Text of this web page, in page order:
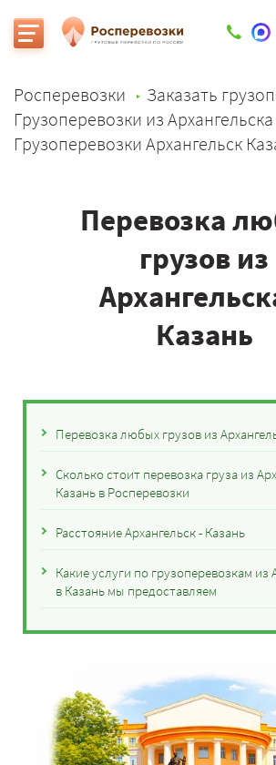
Росперевозки
Заказать
Грузоперевозки из Архангельска
Грузоперевозки Архангельск
Перевозка
грузов из
Казань
Перевозка любых грузов из
Сколько стоит перевозка груза из
Казань в Росперевозки
Расстояние Архангельск - Казань
Какие услуги по грузоперевозкам из
в Казань мы предоставляем